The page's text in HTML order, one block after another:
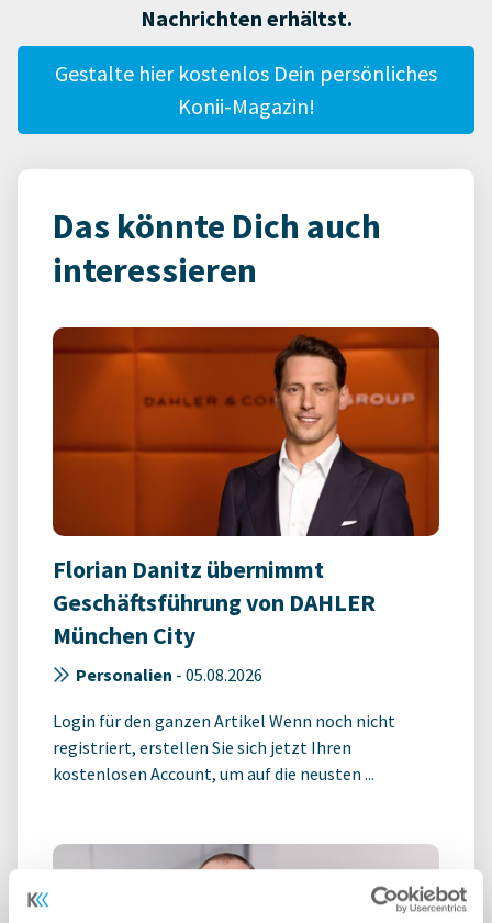
Nachrichten erhältst.
Gestalte hier kostenlos Dein persönliches
Konii-Magazin!
Das könnte Dich auch
interessieren
Florian Danitz übernimmt
Geschäftsführung von DAHLER
München City
Personalien - 05.08.2026
Login für den ganzen Artikel Wenn noch nicht
registriert, erstellen Sie sich jetzt Ihren
kostenlosen Account, um auf die neusten ...